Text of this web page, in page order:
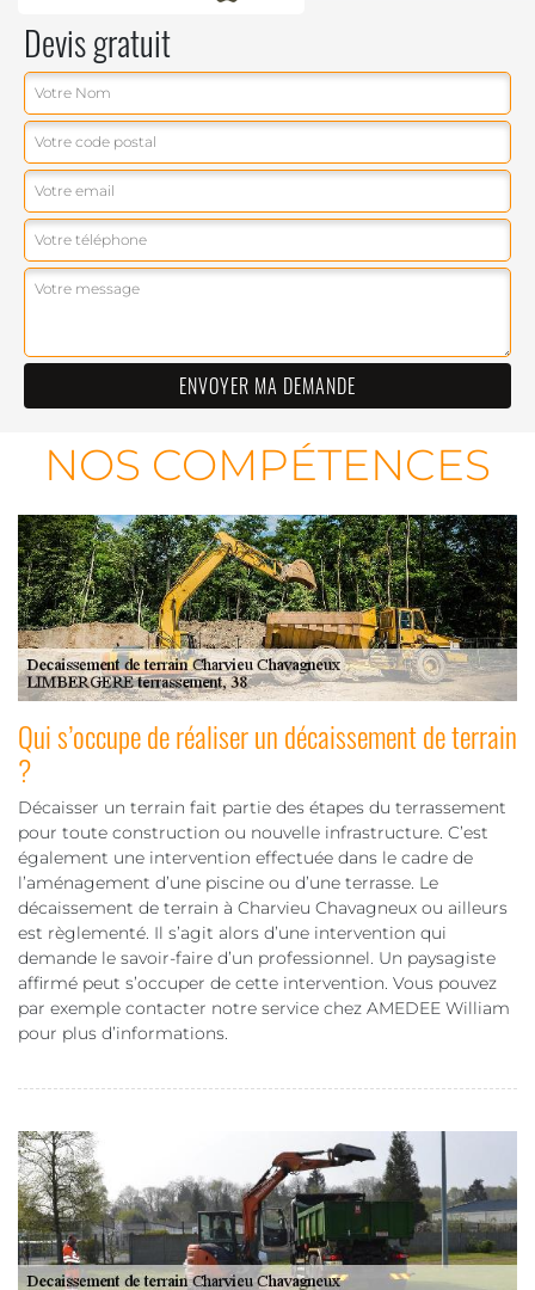
Devis gratuit
NOS COMPÉTENCES
Qui s’occupe de réaliser un décaissement de terrain
?
Décaisser un terrain fait partie des étapes du terrassement
pour toute construction ou nouvelle infrastructure. C’est
également une intervention effectuée dans le cadre de
l’aménagement d’une piscine ou d’une terrasse. Le
décaissement de terrain à Charvieu Chavagneux ou ailleurs
est règlementé. Il s’agit alors d’une intervention qui
demande le savoir-faire d’un professionnel. Un paysagiste
affirmé peut s’occuper de cette intervention. Vous pouvez
par exemple contacter notre service chez AMEDEE William
pour plus d’informations.